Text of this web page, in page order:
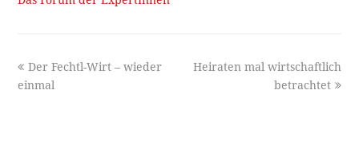
previous
post:
Der Fechtl-Wirt – wieder
einmal
next
Heiraten mal wirtschaftlich
betrachtet